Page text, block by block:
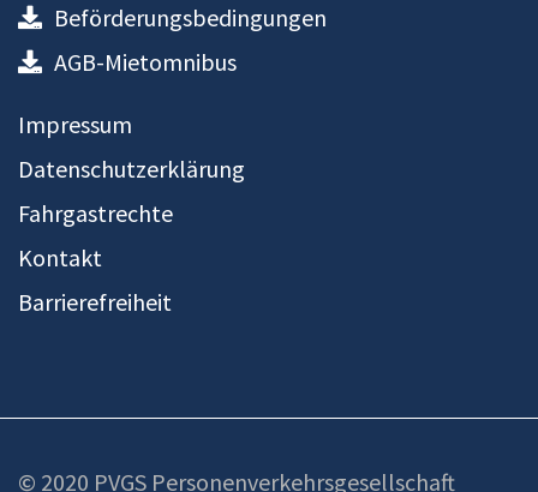
Beförderungsbedingungen
AGB-Mietomnibus
Impressum
Datenschutzerklärung
Fahrgastrechte
Kontakt
Barrierefreiheit
© 2020 PVGS Personenverkehrsgesellschaft